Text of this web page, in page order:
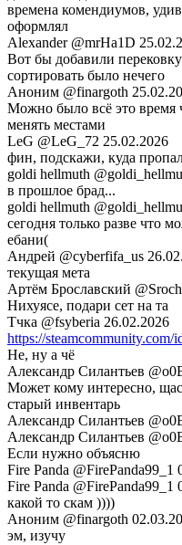
времена комендиумов,
оформлял
Alexander @mrHa1D
Вот бы добавили
сортировать было нечего
Аноним @finargoth
Можно было всё это время
менять местами
LeG @LeG_72 25.02.2026
фин, подскажи, куда
goldi hellmuth
в прошлое брад...
goldi hellmuth
сегодня только разве что
ебани(
Андрей @cyberfifa_us
текущая мета
Артëм Брославский
Нихуясе, подари сет на та
Тчка @fsyberia 26.02.2026
https://
Не, ну а чё
Александр Силантьев
Может кому интересно,
старый инвентарь
Александр Силантьев
Александр Силантьев
Если нужно объясню
Fire Panda @FirePanda99_1
Fire Panda @FirePanda99_1
какой то скам ))))
Аноним @finargoth
эм, изучу